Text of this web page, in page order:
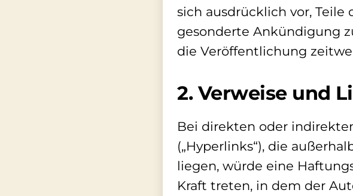
sich ausdrücklich vor,
gesonderte Ankündigung
die Veröffentlichung
2. Verweise und
Bei direkten oder
(„Hyperlinks“), die
liegen, würde eine
Kraft treten, in dem der